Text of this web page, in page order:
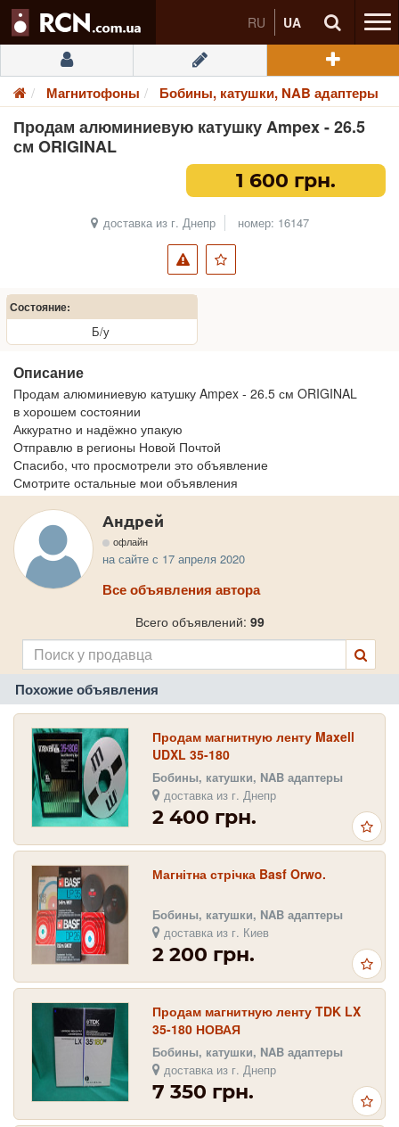
RU UA
Магнитофоны Бобины, катушки, NAB адаптеры
Продам алюминиевую катушку Ampex - 26.5
см ORIGINAL
1 600 грн.
доставка из г. Днепр номер: 16147
Состояние:
Б/у
Описание
Продам алюминиевую катушку Ampex - 26.5 см ORIGINAL
в хорошем состоянии
Аккуратно и надёжно упакую
Отправлю в регионы Новой Почтой
Спасибо, что просмотрели это объявление
Смотрите остальные мои объявления
Андрей
офлайн
на сайте с 17 апреля 2020
Все объявления автора
Всего объявлений: 99
Похожие объявления
Продам магнитную ленту Maxell
UDXL 35-180
Бобины, катушки, NAB адаптеры
доставка из г. Днепр
2 400 грн.
Магнітна стрічка Basf Orwo.
Бобины, катушки, NAB адаптеры
доставка из г. Киев
2 200 грн.
Продам магнитную ленту TDK LX
35-180 НОВАЯ
Бобины, катушки, NAB адаптеры
доставка из г. Днепр
7 350 грн.